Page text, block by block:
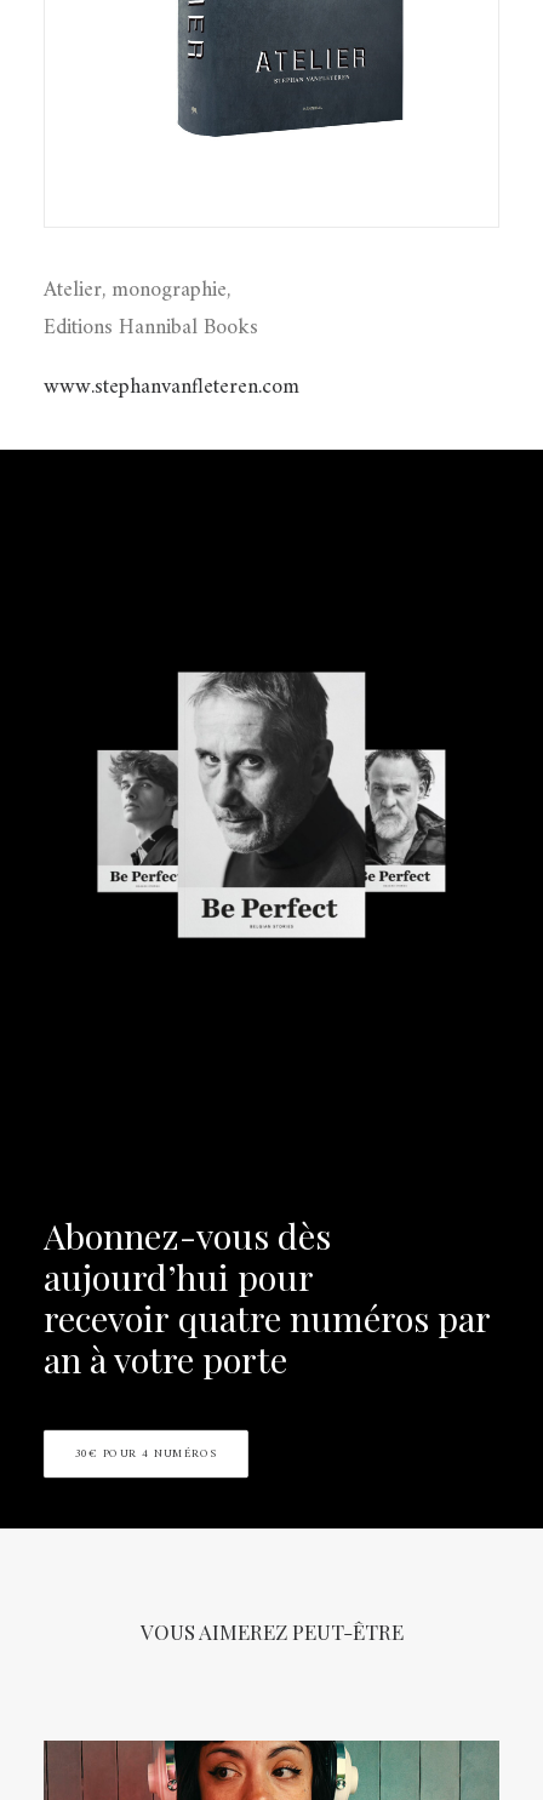
Atelier, monographie,
Editions Hannibal Books
www.stephanvanfleteren.com
Abonnez-vous dès
aujourd’hui pour
recevoir quatre numéros par
an à votre porte
30€ POUR 4 NUMÉROS
VOUS AIMEREZ PEUT-ÊTRE